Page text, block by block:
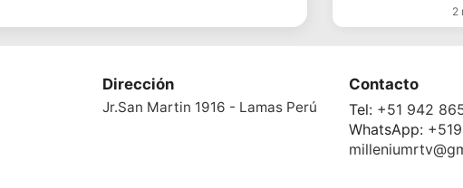
2
Dirección
Jr.San Martin 1916 - Lamas Perú
Contacto
Tel: +51 942
WhatsApp: